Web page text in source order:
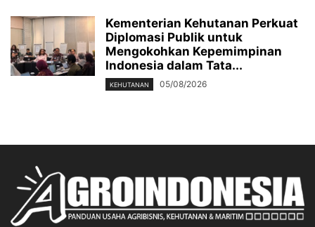
Kementerian Kehutanan Perkuat
Diplomasi Publik untuk
Mengokohkan Kepemimpinan
Indonesia dalam Tata...
KEHUTANAN 05/08/2026